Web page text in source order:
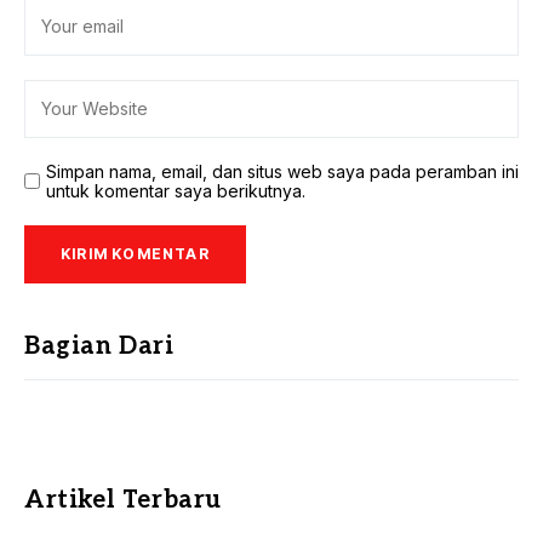
Simpan nama, email, dan situs web saya pada peramban ini
untuk komentar saya berikutnya.
Bagian Dari
Artikel Terbaru